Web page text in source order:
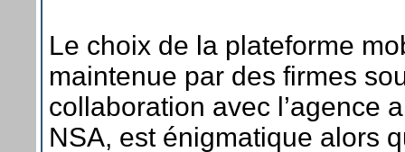
Le choix de la plateforme
maintenue par des firmes
collaboration avec l’agence
NSA, est énigmatique alors